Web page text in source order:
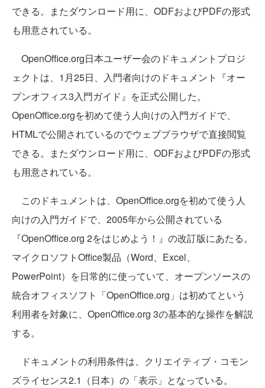
できる。またダウンロード用に、ODFおよびPDFの形式
も用意されている。
OpenOffice.org日本ユーザー会のドキュメントプロジ
ェクトは、1月25日、入門者向けのドキュメント『オー
プンオフィス3入門ガイド』を正式公開した。
OpenOffice.orgを初めて使う人向けの入門ガイドで、
HTMLで公開されているのでウェブブラウザで直接閲覧
できる。またダウンロード用に、ODFおよびPDFの形式
も用意されている。
このドキュメントは、OpenOffice.orgを初めて使う人
向けの入門ガイドで、2005年から公開されている
『OpenOffice.org 2をはじめよう！』の改訂版にあたる。
マイクロソフトOffice製品（Word、Excel、
PowerPoint）を日常的に使っていて、オープンソースの
統合オフィスソフト「OpenOffice.org」は初めてという
利用者を対象に、OpenOffice.org 3の基本的な操作を解説
する。
ドキュメントの利用条件は、クリエイティブ・コモン
ズライセンス2.1（日本）の「表示」となっている。